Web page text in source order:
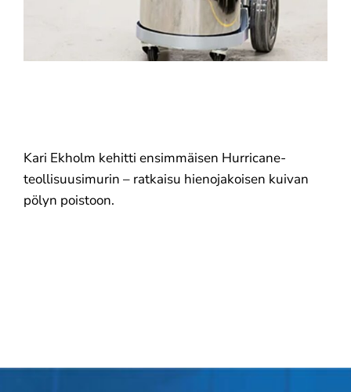
Yhteystiedot
Kari Ekholm kehitti ensimmäisen Hurricane-
teollisuusimurin – ratkaisu hienojakoisen kuivan
pölyn poistoon.